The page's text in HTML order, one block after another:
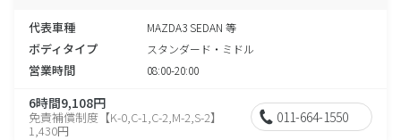
代表車種
MAZDA3 SEDAN 等
ボディタイプ スタンダード・ミドル
営業時間 08:00-20:00
6時間9,108円
免責補償制度【K-0,C-1,C-2,M-2,S-2】
1,430円
011-664-1550